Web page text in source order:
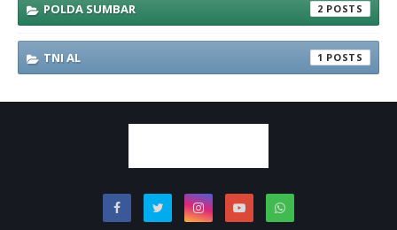
POLDA SUMBAR 2
TNI AL 1